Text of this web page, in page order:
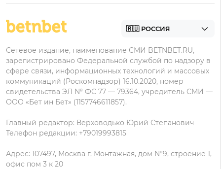
Zenit
БК для ставок с мобильного
Фонбет на Андроид
Олимп на Андроид
Пользовательское соглашение
данных
Сетевое издание, наименование СМИ BETNBET.RU,
зарегистрировано Федеральной службой по надзору в
сфере связи, информационных технологий и массовых
коммуникаций (Роскомнадзор) 16.10.2020, номер
свидетельства ЭЛ № ФС 77 — 79364, учредитель СМИ —
ООО «Бет ин Бет» (1157746611857).
Главный редактор: Верховодько Юрий Степанович
Телефон редакции: +79019993815
Адрес: 107497, Москва г, Монтажная, дом №9, строение 1,
офис пом 3 к 20